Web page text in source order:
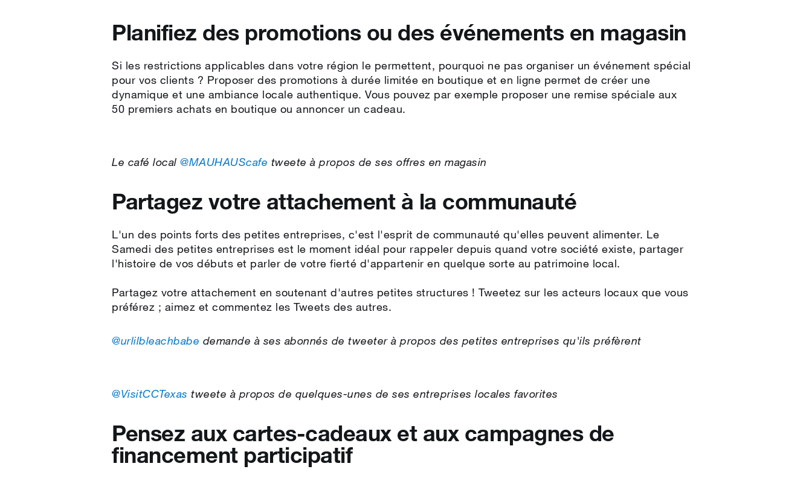
Planifiez des promotions ou des événements en magasin
Si les restrictions applicables dans votre région le permettent, pourquoi ne pas organiser un événement spécial
pour vos clients ? Proposer des promotions à durée limitée en boutique et en ligne permet de créer une
dynamique et une ambiance locale authentique. Vous pouvez par exemple proposer une remise spéciale aux
50 premiers achats en boutique ou annoncer un cadeau.
Le café local@MAUHAUScafe tweete à propos de ses offres en magasin
Partagez votre attachement à la communauté
L'un des points forts des petites entreprises, c'est l'esprit de communauté qu'elles peuvent alimenter. Le
Samedi des petites entreprises est le moment idéal pour rappeler depuis quand votre société existe, partager
l'histoire de vos débuts et parler de votre fierté d'appartenir en quelque sorte au patrimoine local.
Partagez votre attachement en soutenant d'autres petites structures ! Tweetez sur les acteurs locaux que vous
préférez ; aimez et commentez les Tweets des autres.
@urlilbleachbabe demande à ses abonnés de tweeter à propos des petites entreprises qu'ils préfèrent
@VisitCCTexas tweete à propos de quelques-unes de ses entreprises locales favorites
Pensez aux cartes-cadeaux et aux campagnes de
financement participatif